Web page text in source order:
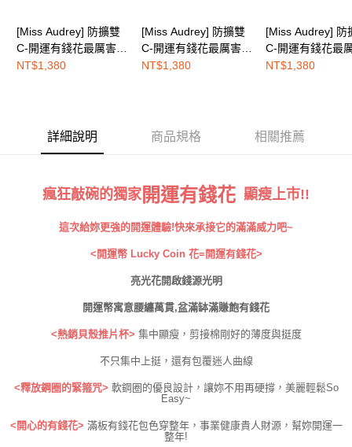
時審查核予不同之上限額度；若仍有額度不足之情形，本公司將視審查結果
請求用戶進行身份認證。
５．嚴禁一人註冊多個帳號或使用他人資訊註冊。若發現惡意使用之情形，
恩沛科技股份有限公司將有權停止該用戶之使用額度並採取法律行動。
[Miss Audrey] 防擴雙
C-開運有錢花最厲害的
穩定顯瘦機能內衣-貴
NT$1,380
[Miss Audrey] 防擴雙
C-開運有錢花最厲害的
穩定顯瘦機能內衣-能
NT$1,380
[Miss Audrey] 防
C-開運有錢花最
穩定顯瘦機能內
NT$1,380
詳細說明 商品規格 相關推薦
瘋狂敲碗的獨家開運有錢花 顯瘦上市!!
這次給妳更強的開運體驗!快來承接它的滿滿威力吧~
<開運幣 Lucky Coin 花=開運有錢花>
亮光花開啟錢源光明
開運幣寓意腰纏萬貫,盆滿缽滿賺飽有錢花
<熱銷貝殼推片杯> 集中顯瘦，剪接棉剛好的薄度與挺度
不只集中上挺，還有包覆迷人曲線
<釋放鋼圈的緊箍咒> 軟鋼圈的優良設計，讓妳不用再硬撐，美麗輕鬆So
Easy~
<開心的有錢花> 滿板有錢花包色穿整年，事業健康貴人財源，幫妳開運一
整年!